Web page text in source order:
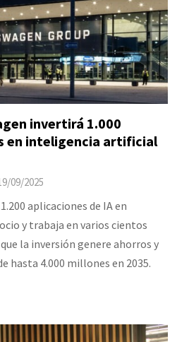
invertirá 1.000
en inteligencia artificial
09/2025
aplicaciones de IA en
y trabaja en varios cientos
la inversión genere ahorros y
hasta 4.000 millones en 2035.